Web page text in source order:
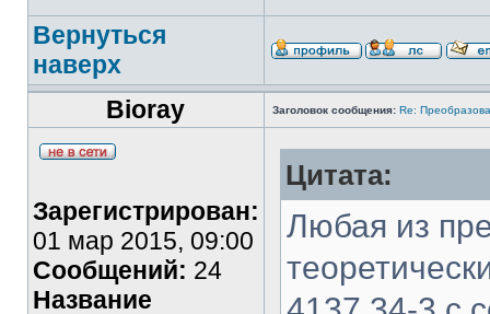
Вернуться
наверх
Bioray
Заголовок сообщения: Re:
Зарегистрирован:
01 мар 2015, 09:00
Сообщений: 24
Название
Цитата:
Любая из